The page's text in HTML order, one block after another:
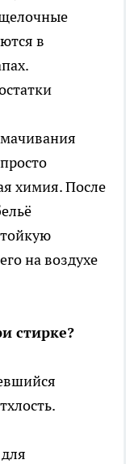
в
химия. После
на воздухе
стирке?